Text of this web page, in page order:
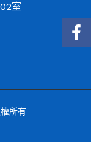
室
所有